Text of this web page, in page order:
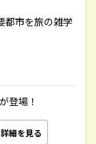
都市を旅の雑学
登場！
詳細を見る